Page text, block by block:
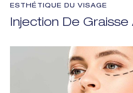
Injection De Graisse
ESTHÉTIQUE DU VISAGE